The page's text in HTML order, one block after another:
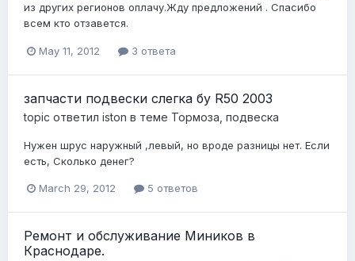
из других регионов оплачу.Жду предложений . Спасибо
всем кто отзавется.
May 11, 2012 3 ответа
запчасти подвески слегка бу R50 2003
topic ответил iston в теме Тормоза, подвеска
Нужен шрус наружный ,левый, но вроде разницы нет. Если
есть, Сколько денег?
March 29, 2012 5 ответов
Ремонт и обслуживание Миников в
Краснодаре.